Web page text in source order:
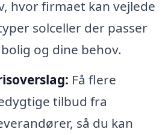
hvor firmaet kan vejlede
solceller der passer
og dine behov.
Få flere
tilbud fra
så du kan